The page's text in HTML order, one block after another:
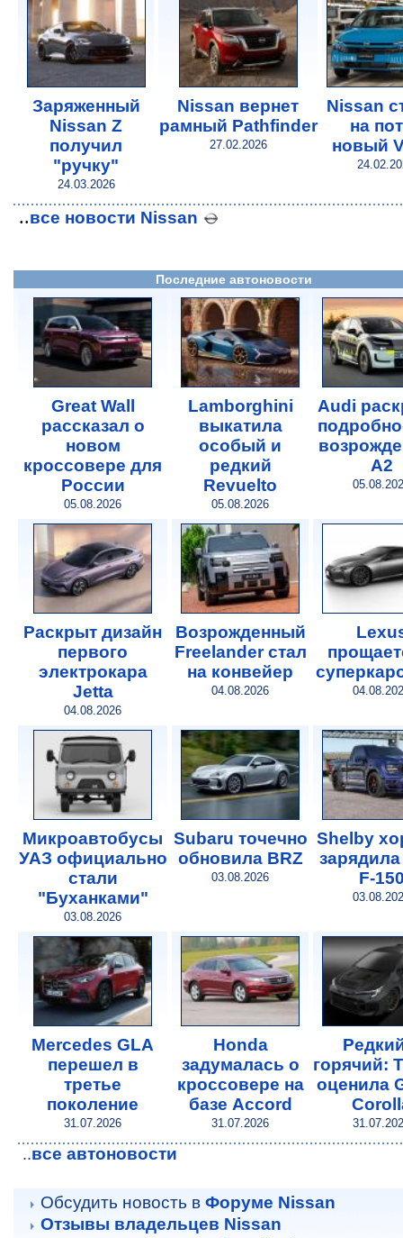
Заряженный
Nissan Z
получил
"ручку"
24.03.2026
Nissan вернет
рамный Pathfinder
27.02.2026
Nissan
на
новый
..все новости Nissan
Последние автоновости
Great Wall
рассказал о
новом
кроссовере для
России
05.08.2026
Lamborghini
выкатила
особый и
редкий
Revuelto
05.08.2026
Audi
A2
Раскрыт дизайн
первого
электрокара
Jetta
04.08.2026
Возрожденный
Freelander стал
на конвейер
04.08.2026
Микроавтобусы
УАЗ официально
стали
"Буханками"
03.08.2026
Subaru точечно
обновила BRZ
03.08.2026
Shelby
F-
Mercedes GLA
перешел в
третье
поколение
31.07.2026
Honda
задумалась о
кроссовере на
базе Accord
31.07.2026
горячий:
оценила
..все автоновости
Обсудить новость в Форуме Nissan
Отзывы владельцев Nissan